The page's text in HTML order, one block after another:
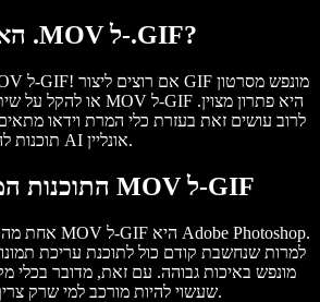
האם אפשר להמיר .MOV ל-.GIF?
לרוב עושים זאת בעזרת כלי המרת וידאו
תוכנות להתקנה לצד כלים מבוססי AI אונליין.
התוכנות המומלצות להמרת MOV ל-GIF
Adobe Photoshop.
למרות שנחשבת קודם כול לתוכנת עריכת
שעשוי להיות מורכב למי שרק צריך להמיר קבצים מדי פעם.